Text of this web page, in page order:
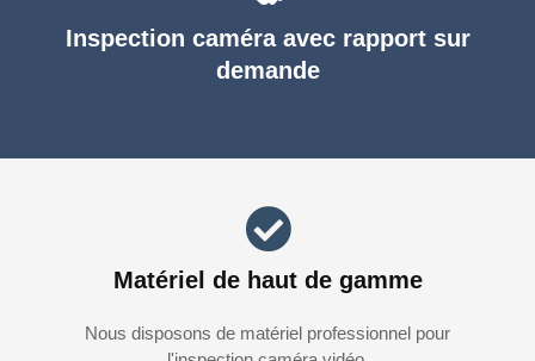
Inspection caméra avec rapport sur
demande
Matériel de haut de gamme
Nous disposons de matériel professionnel pour